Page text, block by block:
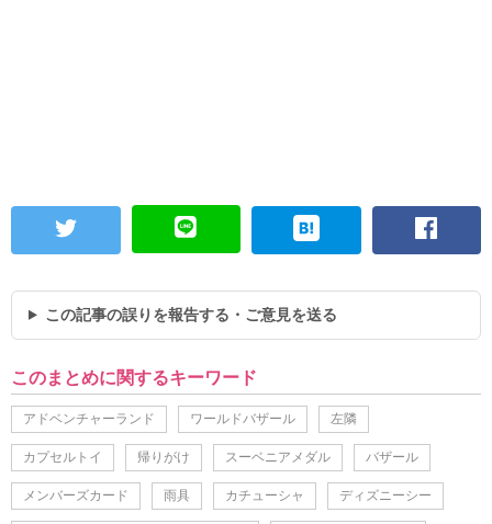
この記事の誤りを報告する・ご意見を送る
このまとめに関するキーワード
アドベンチャーランド ワールドバザール 左隣
カプセルトイ 帰りがけ スーベニアメダル バザール
メンバーズカード 雨具 カチューシャ ディズニーシー